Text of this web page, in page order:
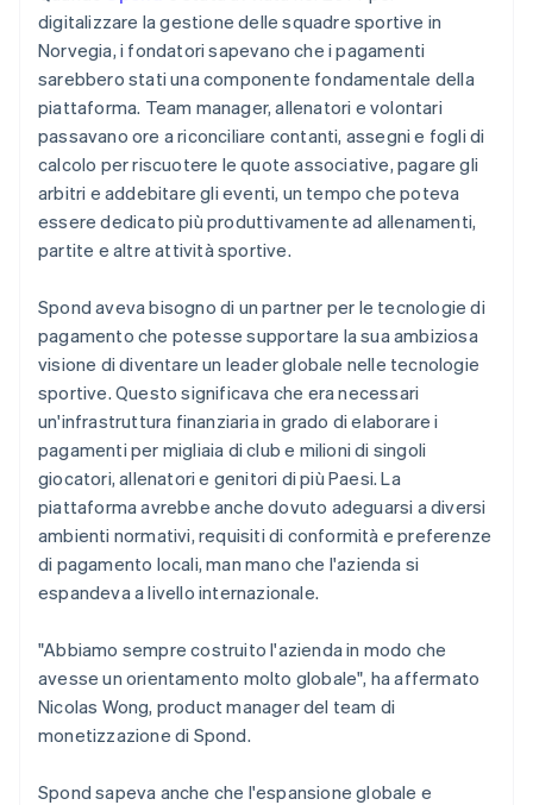
digitalizzare la gestione delle squadre sportive in
Norvegia, i fondatori sapevano che i pagamenti
sarebbero stati una componente fondamentale della
piattaforma. Team manager, allenatori e volontari
passavano ore a riconciliare contanti, assegni e fogli di
calcolo per riscuotere le quote associative, pagare gli
arbitri e addebitare gli eventi, un tempo che poteva
essere dedicato più produttivamente ad allenamenti,
partite e altre attività sportive.
Spond aveva bisogno di un partner per le tecnologie di
pagamento che potesse supportare la sua ambiziosa
visione di diventare un leader globale nelle tecnologie
sportive. Questo significava che era necessari
un'infrastruttura finanziaria in grado di elaborare i
pagamenti per migliaia di club e milioni di singoli
giocatori, allenatori e genitori di più Paesi. La
piattaforma avrebbe anche dovuto adeguarsi a diversi
ambienti normativi, requisiti di conformità e preferenze
di pagamento locali, man mano che l'azienda si
espandeva a livello internazionale.
"Abbiamo sempre costruito l'azienda in modo che
avesse un orientamento molto globale", ha affermato
Nicolas Wong, product manager del team di
monetizzazione di Spond.
Spond sapeva anche che l'espansione globale e